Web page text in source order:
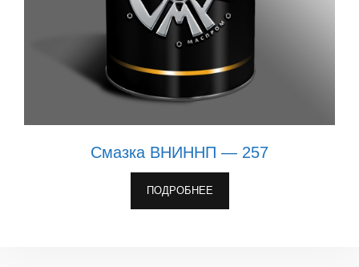
Смазка ВНИННП — 257
ПОДРОБНЕЕ